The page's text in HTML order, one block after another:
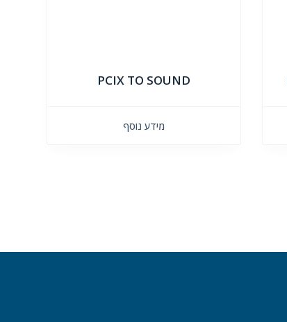
PCIX TO SOUND
מידע נוסף